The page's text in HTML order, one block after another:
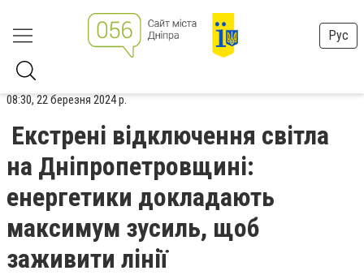
Рус
08:30, 22 березня 2024 р.
Екстрені відключення світла
на Дніпропетровщині:
енергетики докладають
максимум зусиль, щоб
заживити лінії